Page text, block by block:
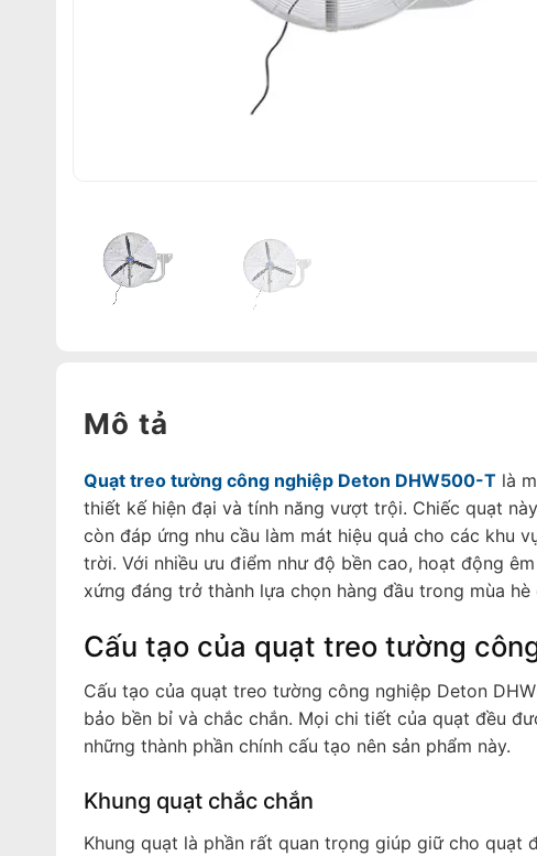
Mô tả
Quạt treo tường công nghiệp Deton DHW500-Tlà
thiết kế hiện đại và tính năng vượt trội. Chiếc quạt
còn đáp ứng nhu cầu làm mát hiệu quả cho các khu
trời. Với nhiều ưu điểm như độ bền cao, hoạt động
xứng đáng trở thành lựa chọn hàng đầu trong mùa hè
Cấu tạo của quạt treo tường
Cấu tạo của quạt treo tường công nghiệp Deton
bảo bền bỉ và chắc chắn. Mọi chi tiết của quạt đều
những thành phần chính cấu tạo nên sản phẩm này.
Khung quạt chắc chắn
Khung quạt là phần rất quan trọng giúp giữ cho